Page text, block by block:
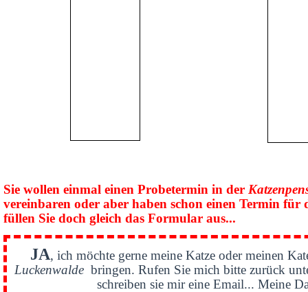
Sie wollen einmal einen Probetermin in der
vereinbaren oder aber haben schon einen Termin für
füllen Sie doch gleich das Formular aus...
JA, ich möchte gerne meine Katze oder meinen
Luckenwaldebringen. Rufen Sie mich bitte zurück
schreiben sie mir eine Email... Meine